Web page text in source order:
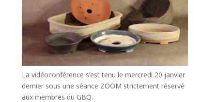
La vidéoconférence s’est tenu le mercredi 20 janvier
dernier sous une séance ZOOM strictement réservé
aux membres du GBQ.